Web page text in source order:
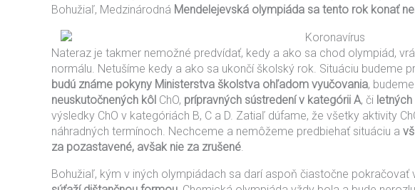
Bohužiaľ, Medzinárodná Mendelejevská olympiáda sa tento rok konať
Nateraz je takmer nemožné predvídať, kedy a ako sa chod olympiád,
normálu. Netušíme kedy a ako sa ukončí školský rok. Situáciu budeme
budú známe pokyny Ministerstva školstva ohľadom vyučovania,
neuskutočnených kôl ChO, prípravných sústredení v kategórii A, či
výsledky ChO v kategóriách B, C a D. Zatiaľ dúfame, že všetky aktivity
náhradných termínoch. Nechceme a nemôžeme predbiehať situáciu a
za pozastavené, avšak nie za zrušené
Bohužiaľ, kým v iných olympiádach sa darí aspoň čiastočne pokračovať